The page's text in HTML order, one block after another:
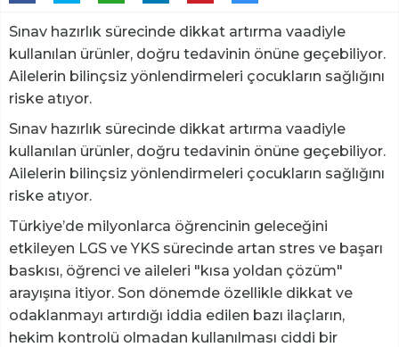
Sınav hazırlık sürecinde dikkat artırma vaadiyle
kullanılan ürünler, doğru tedavinin önüne geçebiliyor.
Ailelerin bilinçsiz yönlendirmeleri çocukların sağlığını
riske atıyor.
Sınav hazırlık sürecinde dikkat artırma vaadiyle
kullanılan ürünler, doğru tedavinin önüne geçebiliyor.
Ailelerin bilinçsiz yönlendirmeleri çocukların sağlığını
riske atıyor.
Türkiye’de milyonlarca öğrencinin geleceğini
etkileyen LGS ve YKS sürecinde artan stres ve başarı
baskısı, öğrenci ve aileleri "kısa yoldan çözüm"
arayışına itiyor. Son dönemde özellikle dikkat ve
odaklanmayı artırdığı iddia edilen bazı ilaçların,
hekim kontrolü olmadan kullanılması ciddi bir